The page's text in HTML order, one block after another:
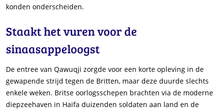
konden onderscheiden.
Staakt het vuren voor de
sinaasappeloogst
De entree van Qawuqji zorgde voor een korte opleving in de
gewapende strijd tegen de Britten, maar deze duurde slechts
enkele weken. Britse oorlogsschepen brachten via de moderne
diepzeehaven in Haifa duizenden soldaten aan land en de